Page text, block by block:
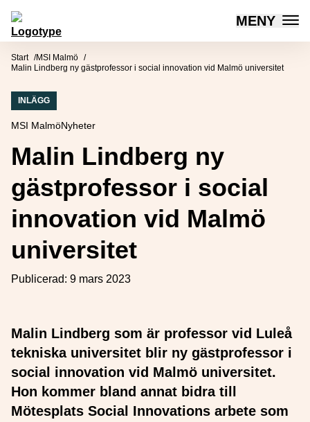
Hoppa till innehåll
Mötesplatsen Social Innovation MENY
Start
MSI Malmö
Malin Lindberg ny gästprofessor i social innovation vid Malmö universitet
INLÄGG
MSI MalmöNyheter
Malin Lindberg ny
gästprofessor i social
innovation vid Malmö
universitet
Publicerad: 9 mars 2023
Malin Lindberg som är professor vid Luleå
tekniska universitet blir ny gästprofessor i
social innovation vid Malmö universitet.
Hon kommer bland annat bidra till
Mötesplats Social Innovations arbete som